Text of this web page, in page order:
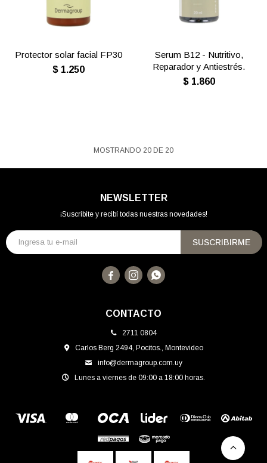
Protector solar facial FP30
$ 1.250
Serum B12 - Nutritivo,
Reparador y Antiestrés.
$ 1.860
MOSTRANDO 20 DE 20
CONTACTO
2711 0804
Carlos Berg 2494, Pocitos., Montevideo
info@dermagroup.com.uy
Lunes a viernes de 09:00 a 18:00 horas.
NEWSLETTER
¡Suscribite y recibí todas nuestras novedades!
SUSCRIBIRME
  